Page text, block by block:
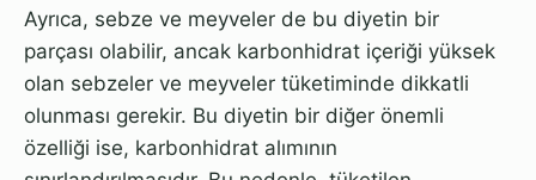
Ayrıca, sebze ve meyveler de bu diyetin bir
parçası olabilir, ancak karbonhidrat içeriği yüksek
olan sebzeler ve meyveler tüketiminde dikkatli
olunması gerekir. Bu diyetin bir diğer önemli
özelliği ise, karbonhidrat alımının